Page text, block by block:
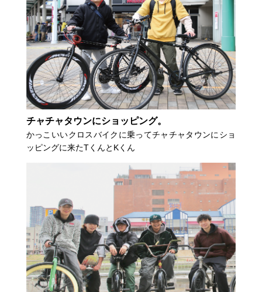
チャチャタウンにショッピング。
かっこいいクロスバイクに乗ってチャチャタウンにショ
ッピングに来たTくんとKくん